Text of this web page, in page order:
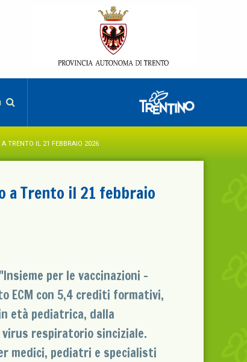
TRENTO IL 21 FEBBRAIO 2026
a Trento il 21 febbraio
per le vaccinazioni -
ECM con 5,4 crediti formativi,
età pediatrica, dalla
respiratorio sinciziale.
medici, pediatri e specialisti